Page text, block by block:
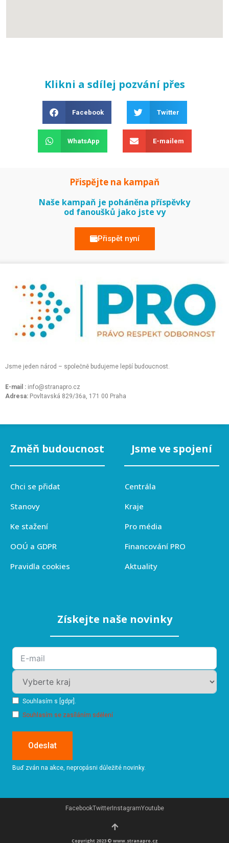
Klikni a sdílej pozvání přes
Facebook Twitter
WhatsApp E-mailem
Přispějte na kampaň
Naše kampaň je poháněna příspěvky
od fanoušků jako jste vy
Přispět nyní
Jsme jeden národ – společně budujeme lepší budoucnost.
E-mail : info@stranapro.cz
Adresa: Povltavská 829/36a, 171 00 Praha
Změň budoucnost
Chci se přidat
Stanovy
Ke stažení
OOÚ a GDPR
Pravidla cookies
Jsme ve spojení
Centrála
Kraje
Pro média
Financování PRO
Aktuality
Získejte naše novinky
Souhlasím s [gdpr].
Souhlasím se zasíláním sdělení
Odeslat
Buď zván na akce, nepropásni důležité novinky.
Copyright 2023 © www.stranapro.cz
FacebookTwitterInstagramYoutube